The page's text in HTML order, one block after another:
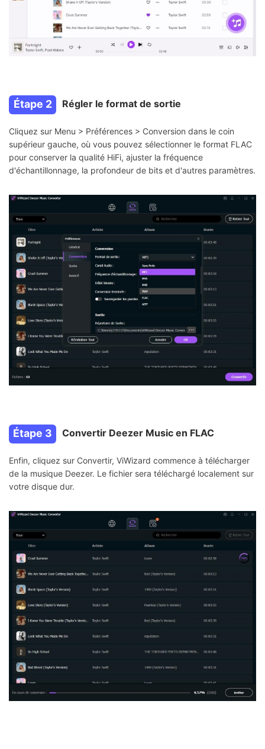
Étape 2 Régler le format de sortie
Cliquez sur Menu > Préférences > Conversion dans le coin
supérieur gauche, où vous pouvez sélectionner le format FLAC
pour conserver la qualité HiFi, ajuster la fréquence
d'échantillonnage, la profondeur de bits et d'autres paramètres.
Étape 3 Convertir Deezer Music en FLAC
Enfin, cliquez sur Convertir, ViWizard commence à télécharger
de la musique Deezer. Le fichier sera téléchargé localement sur
votre disque dur.